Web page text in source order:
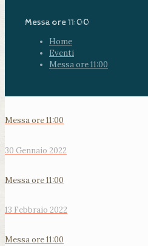
Messa ore 11:00
Home
Eventi
Messa ore 11:00
Messa ore 11:00
30 Gennaio 2022
Messa ore 11:00
13 Febbraio 2022
Messa ore 11:00